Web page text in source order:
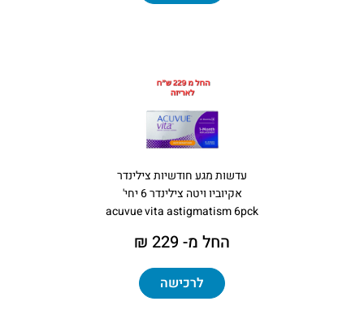
עדשות מגע חודשיות צילינדר
אקיוביו ויטה צילינדר 6 יחי'
acuvue vita astigmatism 6pck
החל מ- 229 ₪
לרכישה